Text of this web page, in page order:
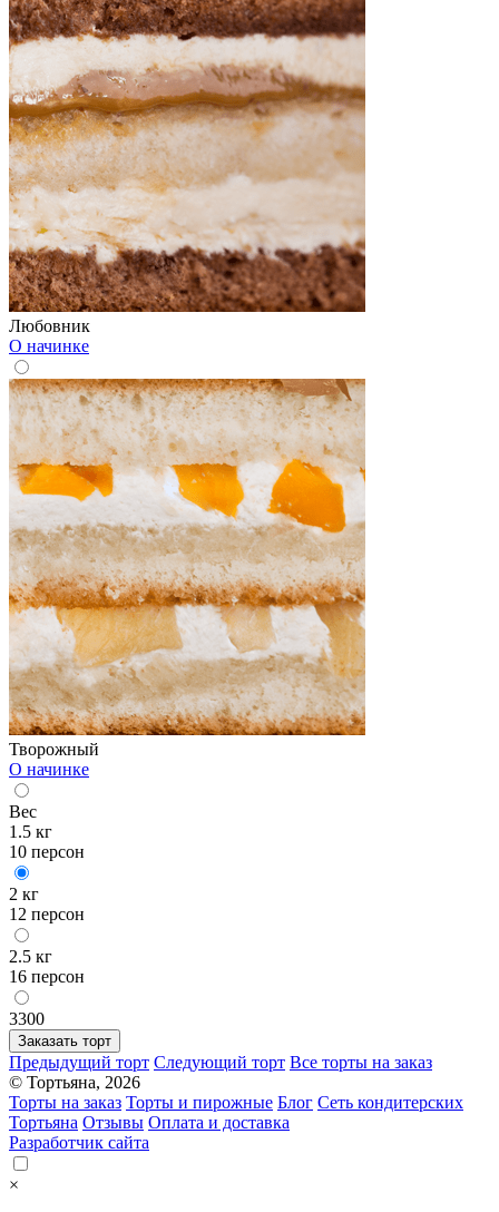
Любовник
О начинке
Творожный
О начинке
Вес
1.5 кг
10 персон
2 кг
12 персон
2.5 кг
16 персон
3300
Заказать торт
Предыдущий торт Следующий торт Все торты на заказ
© Тортьяна, 2026
Торты на заказ Торты и пирожные Блог Сеть кондитерских
Тортьяна Отзывы Оплата и доставка
Разработчик сайта
×